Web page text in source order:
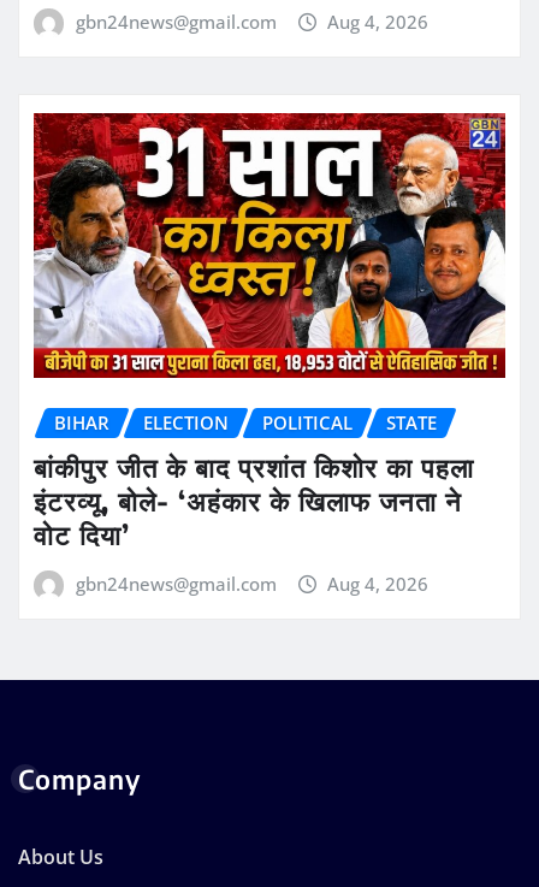
gbn24news@gmail.com Aug 4, 2026
BIHAR ELECTION POLITICAL STATE
बांकीपुर जीत के बाद प्रशांत किशोर का पहला
इंटरव्यू, बोले- ‘अहंकार के खिलाफ जनता ने
वोट दिया’
gbn24news@gmail.com Aug 4, 2026
Company
About Us